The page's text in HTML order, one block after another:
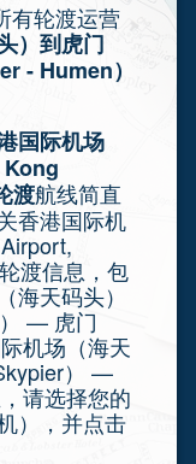
有轮渡运营
）到虎门
- Humen）
国际机场
Kong
渡航线简直
香港国际机
渡信息，包
海天码头）
） — 虎门
机场（海天
） —
请选择您的
），并点击